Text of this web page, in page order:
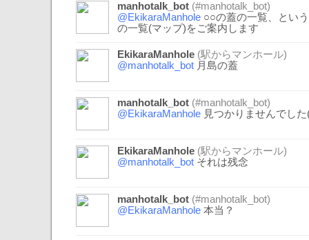
manhotalk_bot (#manhotalk_bot)
@EkikaraManhole ○○の蓋の一覧、とい
の一覧(マップ)をご案内します
EkikaraManhole (駅からマンホール)
@manhotalk_bot 月島の蓋
manhotalk_bot (#manhotalk_bot)
@EkikaraManhole 見つかりませんでし
EkikaraManhole (駅からマンホール)
@manhotalk_bot それは残念
manhotalk_bot (#manhotalk_bot)
@EkikaraManhole 本当？